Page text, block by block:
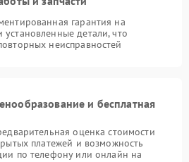
гарантия на
детали, что
неисправностей
и бесплатная
оценка стоимости
платежей и возможность
по телефону или онлайн на